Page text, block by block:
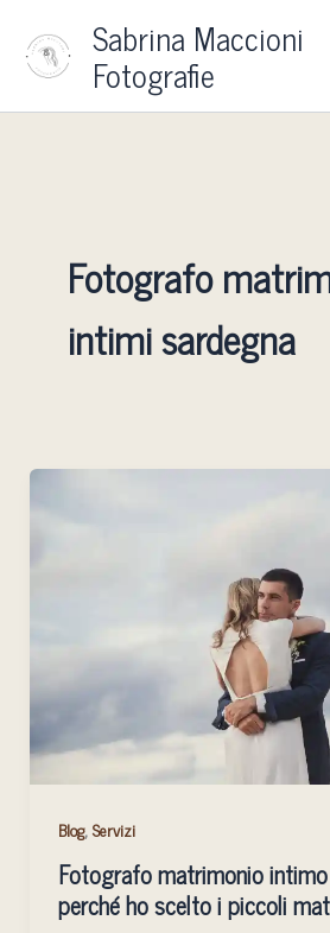
contenuto
Sabrina Maccioni
Fotografie
Fotografo
intimi sardegna
Blog,Servizi
Fotografo matrimonio
perché ho scelto i piccoli
scelto
piccoli
matrimoni